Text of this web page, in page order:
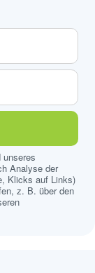
Analyse der
Klicks auf Links)
z. B. über den